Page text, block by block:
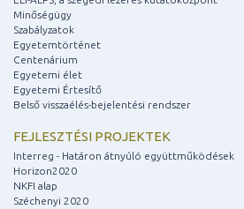
Minőségügy
Szabályzatok
Egyetemtörténet
Centenárium
Egyetemi élet
Egyetemi Értesítő
Belső visszaélés-bejelentési rendszer
FEJLESZTÉSI PROJEKTEK
Interreg - Határon átnyúló együttműködések
Horizon2020
NKFI alap
Széchenyi 2020